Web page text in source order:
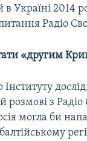
в Україні 2014
Радіо
«другим
розмові з
могла би